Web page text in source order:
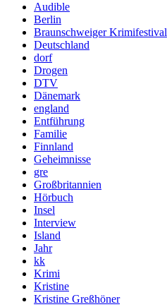
Audible
Berlin
Braunschweiger Krimifestival
Deutschland
dorf
Drogen
DTV
Dänemark
england
Entführung
Familie
Finnland
Geheimnisse
gre
Großbritannien
Hörbuch
Insel
Interview
Island
Jahr
kk
Krimi
Kristine
Kristine Greßhöner